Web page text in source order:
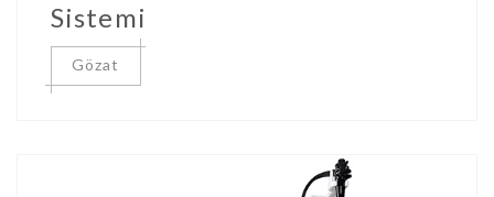
Sistemi
Gözat